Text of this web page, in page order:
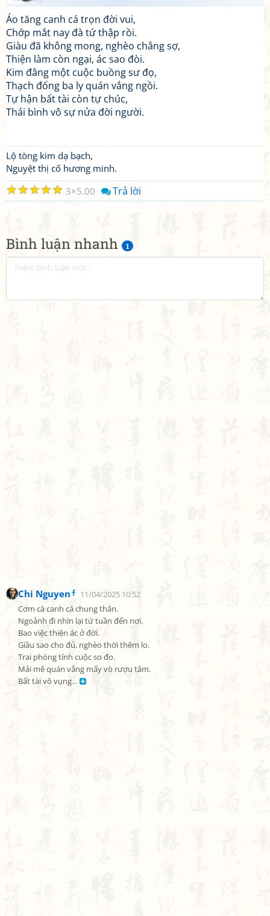
Bình luận nhanh 1
Chi Nguyen
11/04/2025 10:52
Cơm cà canh cá chung thân.
Ngoảnh đi nhìn lại tứ tuần đến nơi.
Bao việc thiện ác ở đời.
Giầu sao cho đủ, nghèo thời thêm lo.
Trai phòng tính cuộc so đo.
Mải mê quán vắng mấy vò rượu tăm.
Bất tài vô vụng…
Áo tăng canh cá trọn đời vui,
Chớp mắt nay đà tứ thập rồi.
Giàu đã không mong, nghèo chẳng sợ,
Thiện làm còn ngại, ác sao đòi.
Kim đằng một cuộc buồng sư đọ,
Thạch đống ba ly quán vắng ngồi.
Tự hận bất tài còn tự chúc,
Thái bình vô sự nửa đời người.
Lộ tòng kim dạ bạch,
Nguyệt thị cố hương minh.
☆
☆
☆
☆
☆ 3 5.00 Trả lời